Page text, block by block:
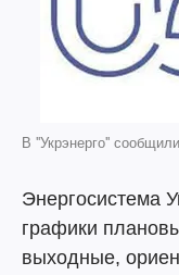
В ''Укрэнерго''
Энергосистема
графики
выходные,